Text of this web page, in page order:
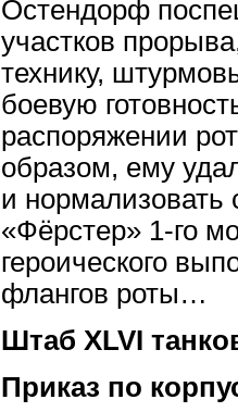
Остендорф
участков
технику,
боевую
распоряжении
образом, ему
и нормализовать
«Фёрстер» 1-го
героического
флангов роты…
Штаб XLVI
Приказ по